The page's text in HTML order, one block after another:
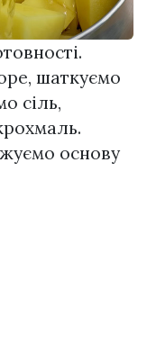
шаткуємо
сіль,
основу